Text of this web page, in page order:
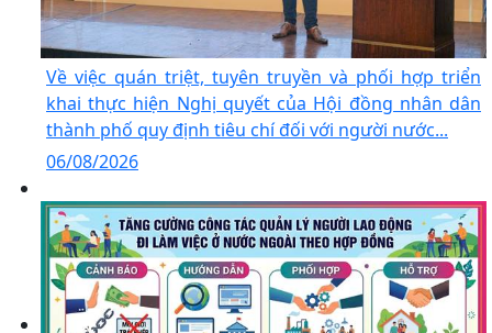
Về việc quán triệt, tuyên truyền và phối hợp triển
khai thực hiện Nghị quyết của Hội đồng nhân dân
thành phố quy định tiêu chí đối với người nước...
06/08/2026